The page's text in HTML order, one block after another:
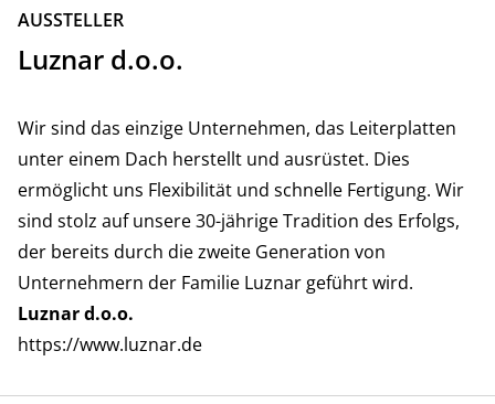
ZURÜCK
AUSSTELLER
Luznar d.o.o.
Wir sind das einzige Unternehmen, das Leiterplatten
unter einem Dach herstellt und ausrüstet. Dies
ermöglicht uns Flexibilität und schnelle Fertigung. Wir
sind stolz auf unsere 30-jährige Tradition des Erfolgs,
der bereits durch die zweite Generation von
Unternehmern der Familie Luznar geführt wird.
Luznar d.o.o.
https://www.luznar.de